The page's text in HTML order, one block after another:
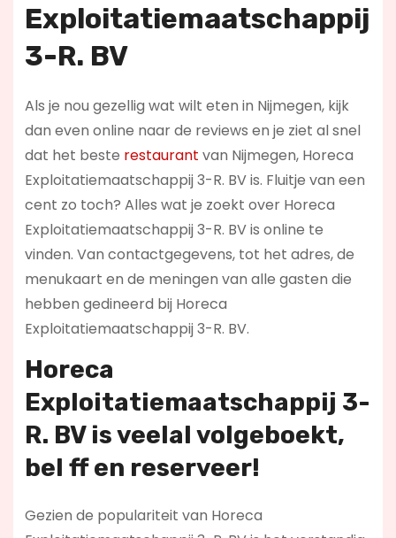
Exploitatiemaatschappij
3-R. BV
Als je nou gezellig wat wilt eten in Nijmegen, kijk
dan even online naar de reviews en je ziet al snel
dat het beste restaurant van Nijmegen, Horeca
Exploitatiemaatschappij 3-R. BV is. Fluitje van een
cent zo toch? Alles wat je zoekt over Horeca
Exploitatiemaatschappij 3-R. BV is online te
vinden. Van contactgegevens, tot het adres, de
menukaart en de meningen van alle gasten die
hebben gedineerd bij Horeca
Exploitatiemaatschappij 3-R. BV.
Horeca
Exploitatiemaatschappij 3-
R. BV is veelal volgeboekt,
bel ff en reserveer!
Gezien de populariteit van Horeca